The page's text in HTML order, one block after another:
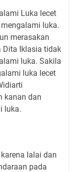
Luka lecet
luka.
merasakan
Dita Iklasia tidak
luka. Sakila
luka lecet
kanan dan
luka.
lalai dan
pada